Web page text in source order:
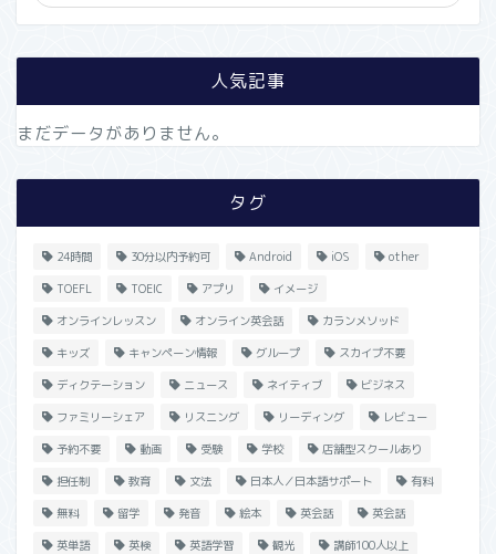
人気記事
まだデータがありません。
タグ
24時間 30分以内予約可 Android iOS other
TOEFL TOEIC アプリ イメージ
オンラインレッスン オンライン英会話 カランメソッド
キッズ キャンペーン情報 グループ スカイプ不要
ディクテーション ニュース ネイティブ ビジネス
ファミリーシェア リスニング リーディング レビュー
予約不要 動画 受験 学校 店舗型スクールあり
担任制 教育 文法 日本人／日本語サポート 有料
無料 留学 発音 絵本 英会話 英会話
英単語 英検 英語学習 観光 講師100人以上